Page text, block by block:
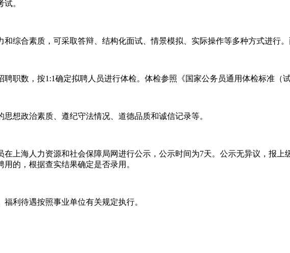
。
合素质，可采取答辩、结构化面试、情景模拟、实际操作等多种方式进行。
数，按1:1确定拟聘人员进行体检。体检参照《国家公务员通用体检标准（试
政治素质、遵纪守法情况、道德品质和诚信记录等。
海人力资源和社会保障局网进行公示，公示时间为7天。公示无异议，报上
的，根据查实结果确定是否录用。
利待遇按照事业单位有关规定执行。